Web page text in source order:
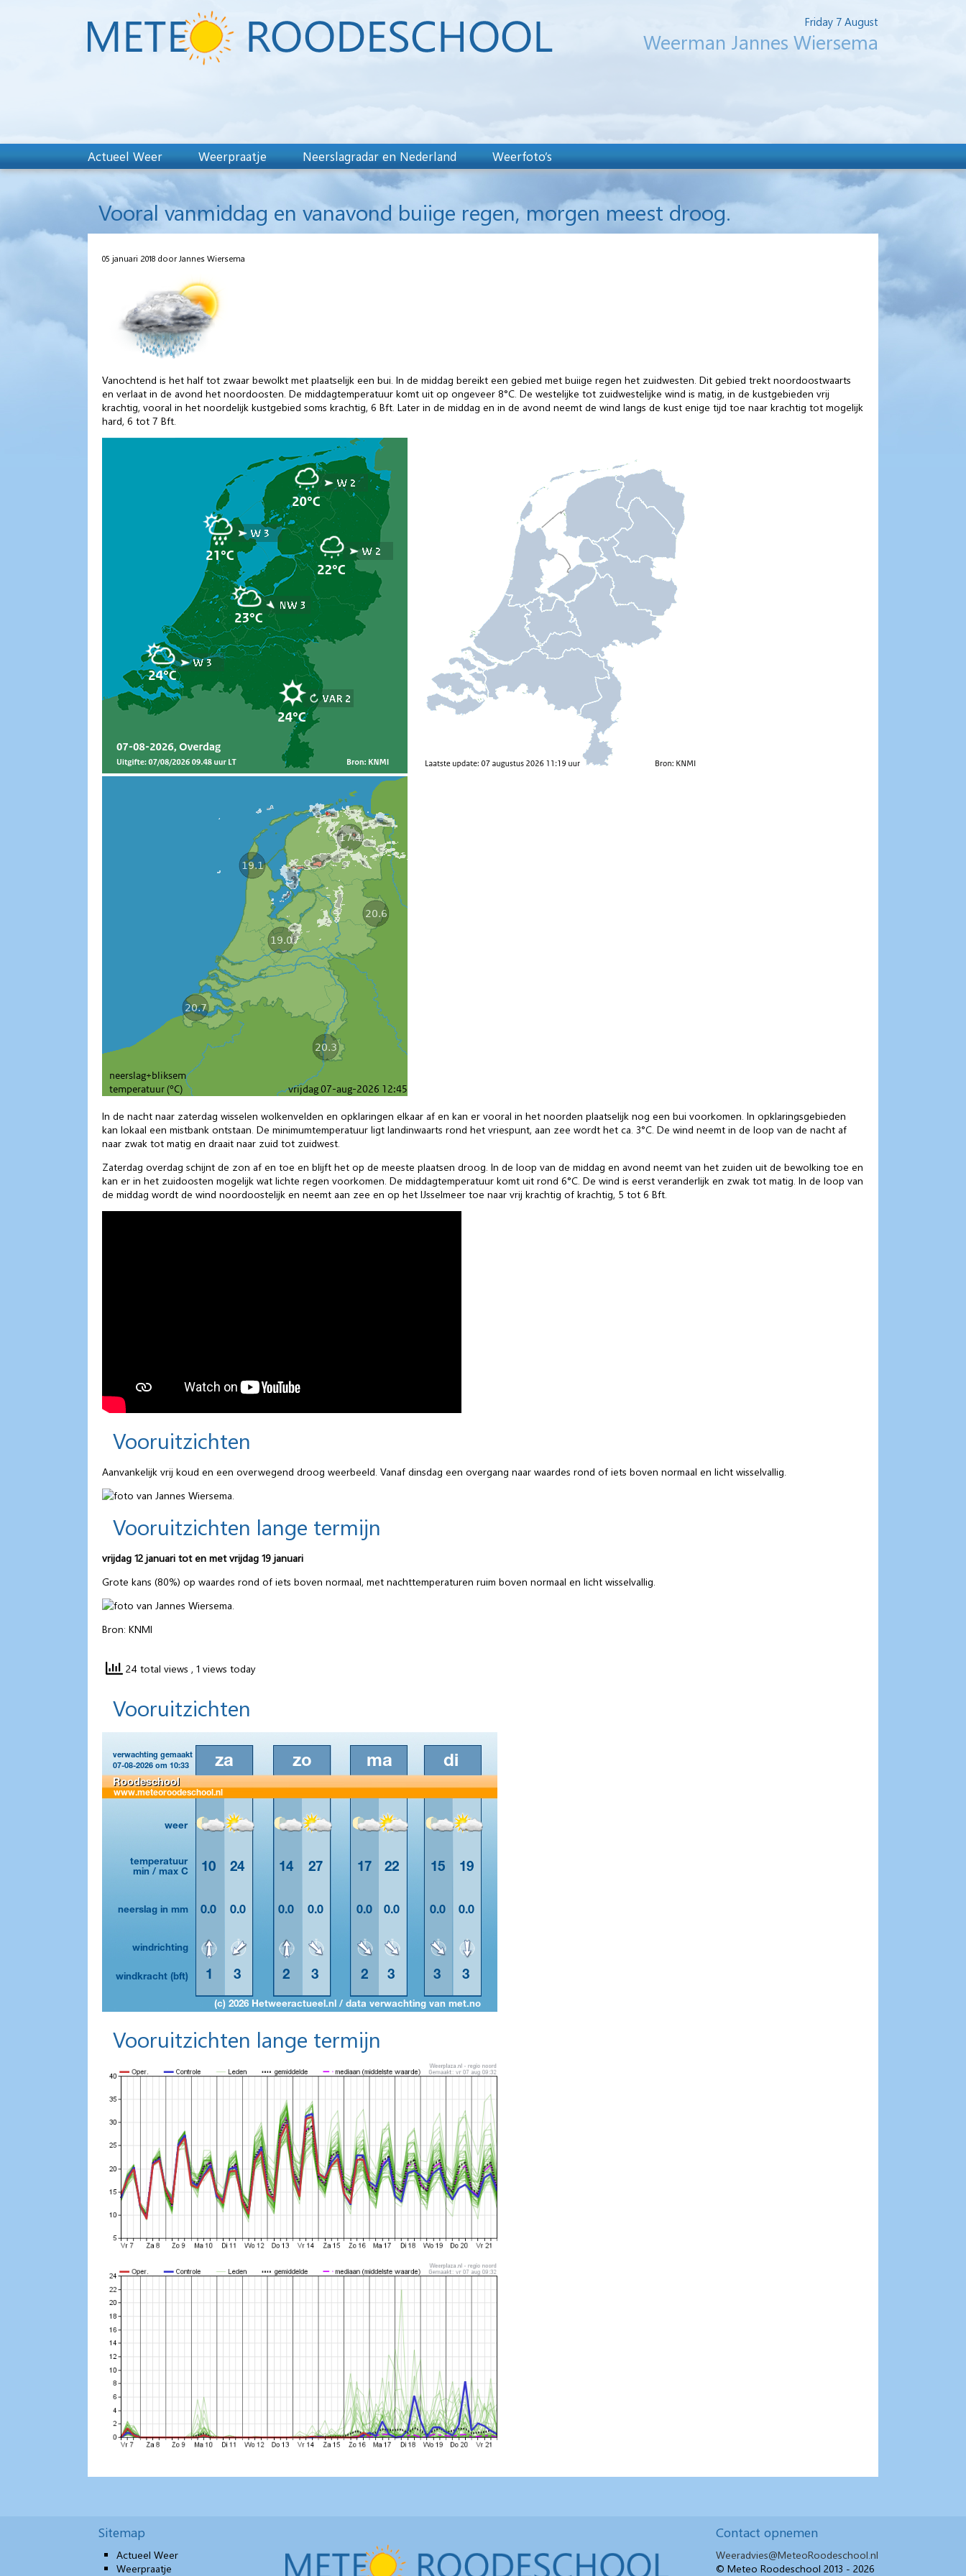
Friday 7 August
Weerman Jannes Wiersema
Actueel Weer Weerpraatje Neerslagradar en Nederland Weerfoto’s
Vooral vanmiddag en vanavond buiige regen, morgen meest droog.
05 januari 2018 door Jannes Wiersema
Vanochtend is het half tot zwaar bewolkt met plaatselijk een bui. In de middag bereikt een gebied met buiige regen het zuidwesten. Dit gebied trekt noordoostwaarts
en verlaat in de avond het noordoosten. De middagtemperatuur komt uit op ongeveer 8°C. De westelijke tot zuidwestelijke wind is matig, in de kustgebieden vrij
krachtig, vooral in het noordelijk kustgebied soms krachtig, 6 Bft. Later in de middag en in de avond neemt de wind langs de kust enige tijd toe naar krachtig tot mogelijk
hard, 6 tot 7 Bft.
In de nacht naar zaterdag wisselen wolkenvelden en opklaringen elkaar af en kan er vooral in het noorden plaatselijk nog een bui voorkomen. In opklaringsgebieden
kan lokaal een mistbank ontstaan. De minimumtemperatuur ligt landinwaarts rond het vriespunt, aan zee wordt het ca. 3°C. De wind neemt in de loop van de nacht af
naar zwak tot matig en draait naar zuid tot zuidwest.
Zaterdag overdag schijnt de zon af en toe en blijft het op de meeste plaatsen droog. In de loop van de middag en avond neemt van het zuiden uit de bewolking toe en
kan er in het zuidoosten mogelijk wat lichte regen voorkomen. De middagtemperatuur komt uit rond 6°C. De wind is eerst veranderlijk en zwak tot matig. In de loop van
de middag wordt de wind noordoostelijk en neemt aan zee en op het IJsselmeer toe naar vrij krachtig of krachtig, 5 tot 6 Bft.
Vooruitzichten
Aanvankelijk vrij koud en een overwegend droog weerbeeld. Vanaf dinsdag een overgang naar waardes rond of iets boven normaal en licht wisselvallig.
Vooruitzichten lange termijn
vrijdag 12 januari tot en met vrijdag 19 januari
Grote kans (80%) op waardes rond of iets boven normaal, met nachttemperaturen ruim boven normaal en licht wisselvallig.
Bron: KNMI
24 total views , 1 views today
Vooruitzichten
Vooruitzichten lange termijn
Sitemap
Actueel Weer
Weerpraatje
Contact opnemen
Weeradvies@MeteoRoodeschool.nl
© Meteo Roodeschool 2013 - 2026